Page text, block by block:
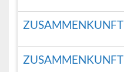
ZUSAMMENKUNFT
ZUSAMMENKUNFT